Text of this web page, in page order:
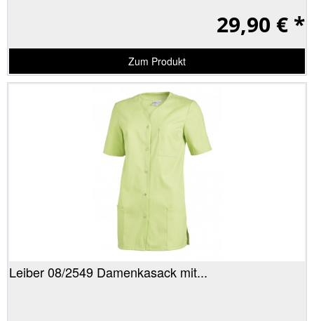
29,90 € *
Zum Produkt
Leiber 08/2549 Damenkasack mit...